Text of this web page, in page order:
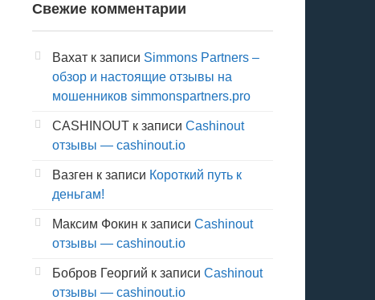
Свежие комментарии
Вахат к записи Simmons Partners –
обзор и настоящие отзывы на
мошенников simmonspartners.pro
CASHINOUT к записи Cashinout
отзывы — cashinout.io
Вазген к записи Короткий путь к
деньгам!
Максим Фокин к записи Cashinout
отзывы — cashinout.io
Бобров Георгий к записи Cashinout
отзывы — cashinout.io